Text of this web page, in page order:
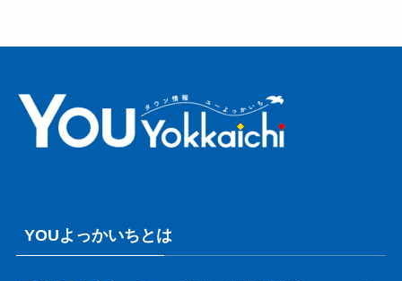
YOUよっかいちとは